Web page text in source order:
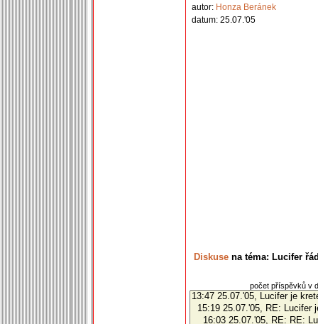
autor: Honza Beránek
datum: 25.07.'05
Diskuse na téma: Lucifer
počet příspěvků v